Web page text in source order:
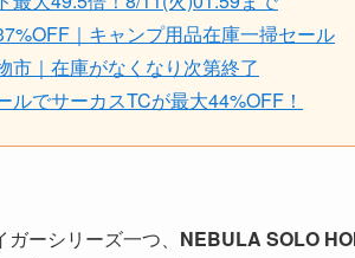
｜キャンプ用品在庫一掃セール
市｜在庫がなくなり次第終了
ルでサーカスTCが最大44%OFF！
ーシリーズ一つ、 NEBULA SOLO